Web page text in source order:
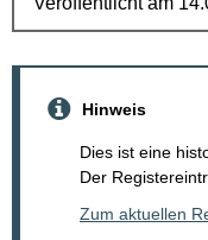
Hinweis
Dies ist eine
Der
Zum aktuellen